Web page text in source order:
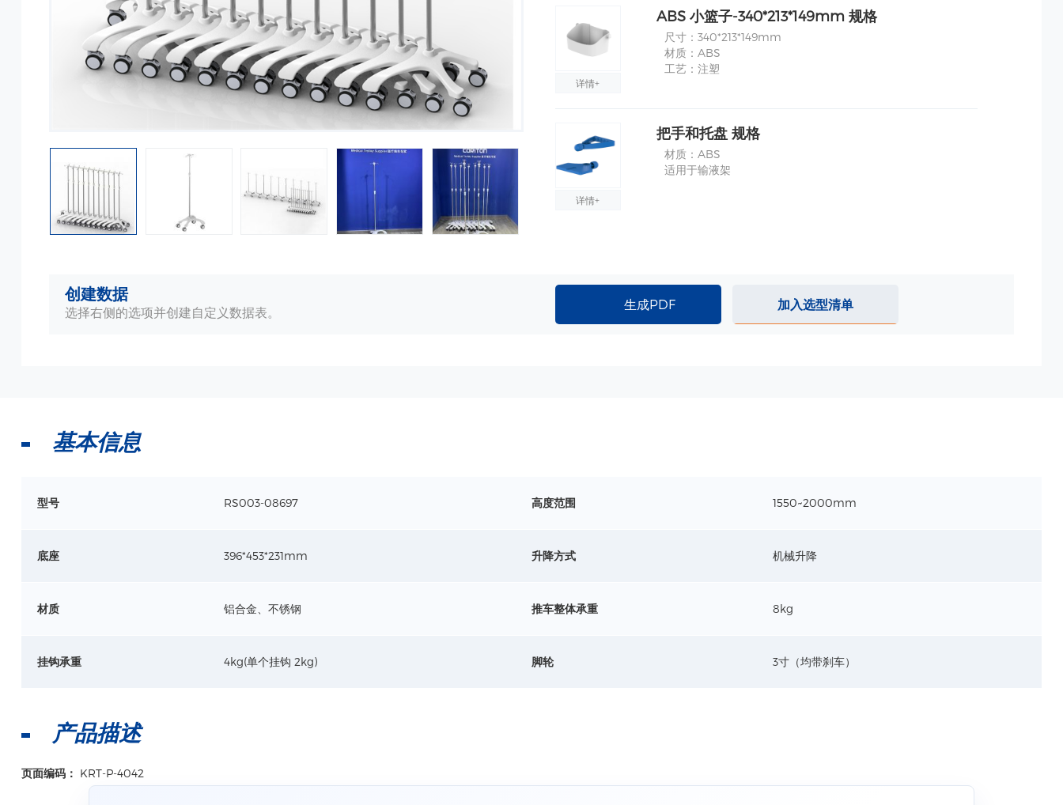
详情+
ABS 小篮子-340*213*149mm 规格
尺寸：340*213*149mm
材质：ABS
工艺：注塑
详情+
把手和托盘 规格
材质：ABS
适用于输液架
创建数据
选择右侧的选项并创建自定义数据表。
生成PDF 加入选型清单
基本信息
型号 RS003-08697 高度范围 1550~2000mm
底座 396*453*231mm 升降方式 机械升降
材质 铝合金、不锈钢 推车整体承重 8kg
挂钩承重 4kg(单个挂钩 2kg) 脚轮 3寸（均带刹车）
产品描述
页面编码： KRT-P-4042